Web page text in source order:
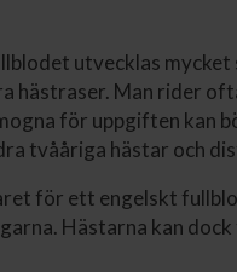
utvecklas
hästraser. Man rider
för uppgiften kan
tvååriga hästar och
för ett engelskt
Hästarna kan